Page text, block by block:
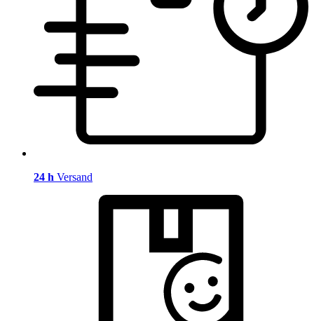
24 h Versand